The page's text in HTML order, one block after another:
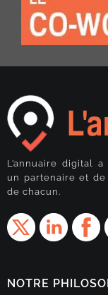
L’annuaire digital
un partenaire et
de chacun.
NOTRE